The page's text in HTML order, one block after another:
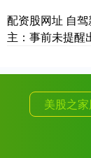
配资股网址 自
主：事前未提醒
美股之